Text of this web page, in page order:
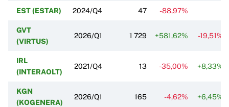
EST (ESTAR) 2024/Q4 47 -88,97%
GVT
(VIRTUS)
2026/Q1 1 729 +581,62% -19,51%
IRL
(INTERAOLT)
2021/Q4 13 -35,00% +8,33%
KGN
(KOGENERA)
2026/Q1 165 -4,62% +6,45%